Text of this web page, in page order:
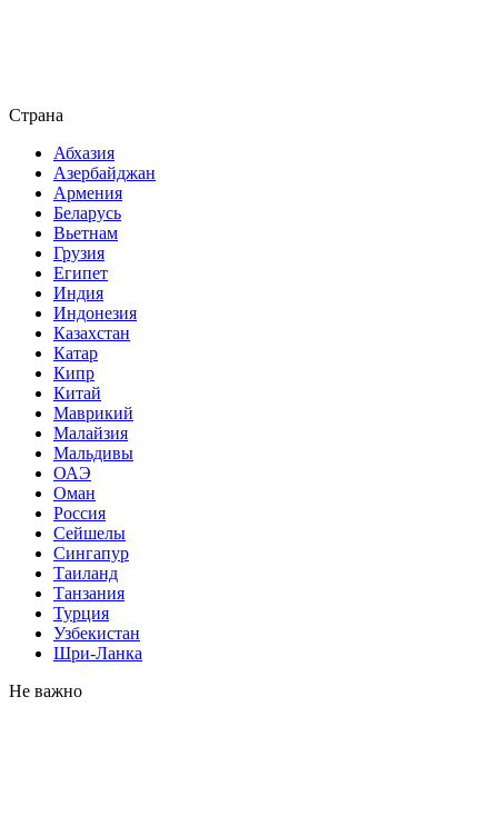
Страна
Абхазия
Азербайджан
Армения
Беларусь
Вьетнам
Грузия
Египет
Индия
Индонезия
Казахстан
Катар
Кипр
Китай
Маврикий
Малайзия
Мальдивы
ОАЭ
Оман
Россия
Сейшелы
Сингапур
Таиланд
Танзания
Турция
Узбекистан
Шри-Ланка
Не важно